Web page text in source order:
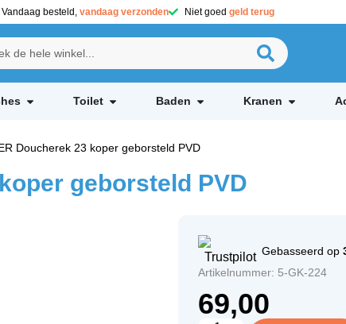
Vandaag besteld, vandaag verzonden Niet goed geld terug
Toilet Baden Kranen
Doucherek 23 koper geborsteld PVD
geborsteld PVD
Gebasseerd op
Artikelnummer: 5-GK-224
69,00